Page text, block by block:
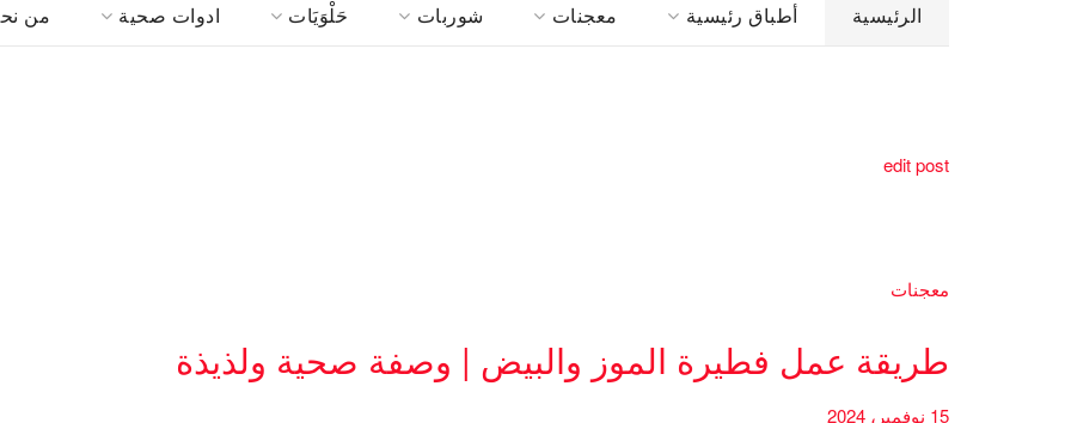
الرئيسية أطباق رئيسية معجنات شوربات حَلْوَيَات ادوات صحية من
edit post
معجنات
طريقة عمل فطيرة الموز والبيض | وصفة صحية ولذيذة
15 نوفمبر، 2024